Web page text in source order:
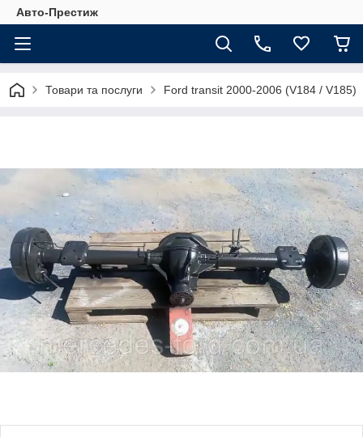
Авто-Престиж
Товари та послуги Ford transit 2000-2006 (V184 / V185)